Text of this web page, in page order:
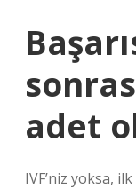
adet
IVF’niz yoksa,